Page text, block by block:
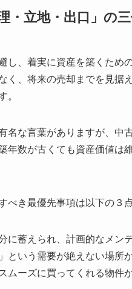
・立地・出口」の
し、着実に資産を築くため
く、将来の売却までを見据
。
名な言葉がありますが、中
年数が古くても資産価値は
べき最優先事項は以下の３
に蓄えられ、計画的なメン
という需要が絶えない場所
ムーズに買ってくれる物件か